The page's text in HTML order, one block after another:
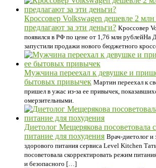
Кроссовер Volkswagen дешевле 2 млн
предлагают за эти деньги? Кроссовер
появился в РФ по цене от 1,76 млн рублейНа
запустили продажи нового бюджетного
Мужчина переехал к девушке и
бытовых привычек Мартин переехал к
пришел в ужас из-за ее привычек,
омерзительными.
Диетолог Мещерякова посоветовала
питание для похудения Врач-диетолог и
здорового питания сервиса Level Kitchen
посоветовала скорректировать режим
и безопасного […]